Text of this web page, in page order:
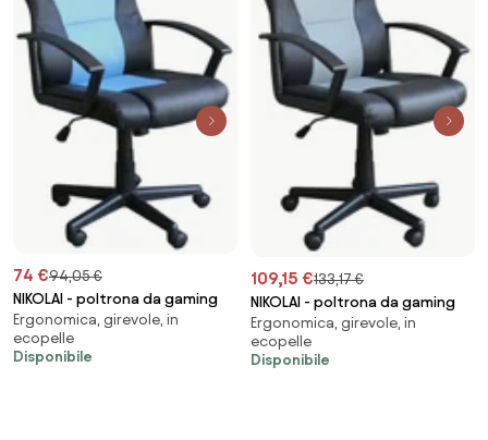
74 €94,05 €
NIKOLAI - poltrona da gaming
Ergonomica, girevole, in
ecopelle
Disponibile
109,15 €133,17 €
NIKOLAI - poltrona da gaming
Ergonomica, girevole, in
ecopelle
Disponibile